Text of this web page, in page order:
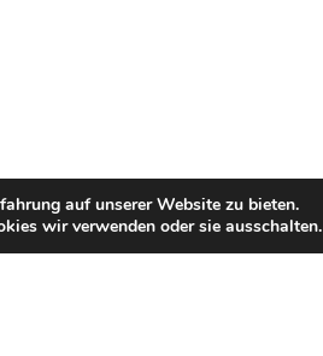
auf unserer Website zu bieten.
wir verwenden oder sie ausschalten.